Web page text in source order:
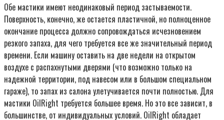
Обе мастики имеют неодинаковый период застываемости.
Поверхность, конечно, же остается пластичной, но полноценное
окончание процесса должно сопровождаться исчезновением
резкого запаха, для чего требуется все же значительный период
времени. Если машину оставить на две недели на открытом
воздухе с распахнутыми дверями (что возможно только на
надежной территории, под навесом или в большом специальном
гараже), то запах из салона улетучивается почти полностью. Для
мастики OilRight требуется большее время. Но это все зависит, в
большинстве, от индивидуальных условий. OilRight обладает